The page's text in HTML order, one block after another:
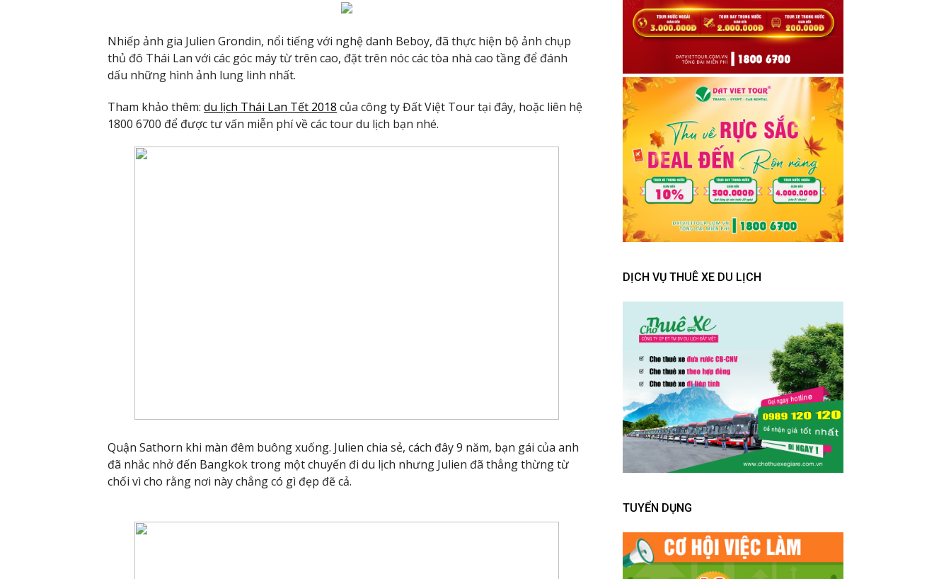
Nhiếp ảnh gia Julien Grondin, nổi tiếng với nghệ danh Beboy, đã thực hiện bộ ảnh chụp
thủ đô Thái Lan với các góc máy từ trên cao, đặt trên nóc các tòa nhà cao tầng để đánh
dấu những hình ảnh lung linh nhất.
Tham khảo thêm: du lịch Thái Lan Tết 2018 của công ty Đất Việt Tour tại đây, hoặc liên hệ
1800 6700 để được tư vấn miễn phí về các tour du lịch bạn nhé.
Quận Sathorn khi màn đêm buông xuống. Julien chia sẻ, cách đây 9 năm, bạn gái của anh
đã nhắc nhở đến Bangkok trong một chuyến đi du lịch nhưng Julien đã thẳng thừng từ
chối vì cho rằng nơi này chẳng có gì đẹp đẽ cả.
DỊCH VỤ THUÊ XE DU LỊCH
TUYỂN DỤNG